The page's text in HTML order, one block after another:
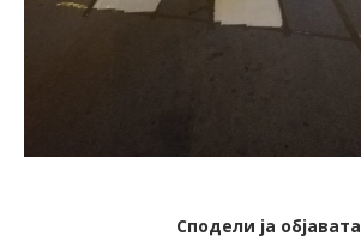
Сподели ја објавата